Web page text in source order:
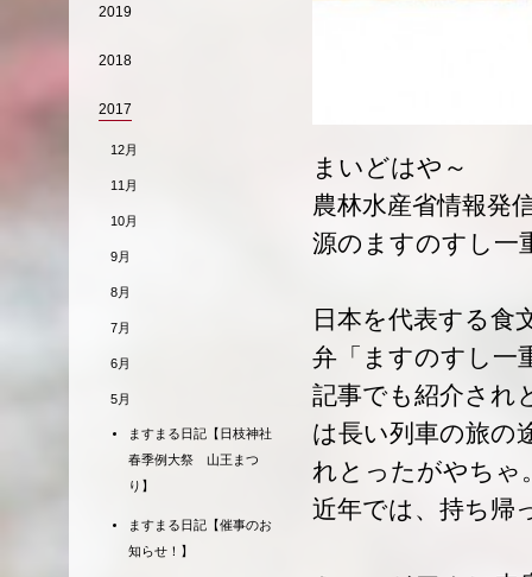
まいどはや～
農林水産省情報発
源のますのすし一
日本を代表する食
弁「ますのすし一
記事でも紹介され
は長い列車の旅の
れとったがやちゃ
近年では、持ち帰
2019
2018
2017
12月
11月
10月
9月
8月
7月
6月
5月
ますまる日記【日枝神社
春季例大祭 山王まつ
り】
ますまる日記【催事のお
知らせ！】